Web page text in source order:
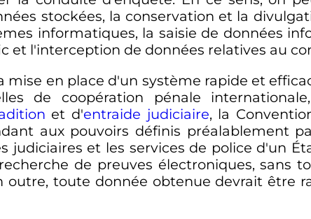
stockées, la conservation et la
informatiques, la saisie de données
et l'interception de données relatives au
mise en place d'un système rapide et
de coopération pénale
et d'entraide judiciaire, la
aux pouvoirs définis préalablement
judiciaires et les services de police d'un
de preuves électroniques, sans
outre, toute donnée obtenue devrait être